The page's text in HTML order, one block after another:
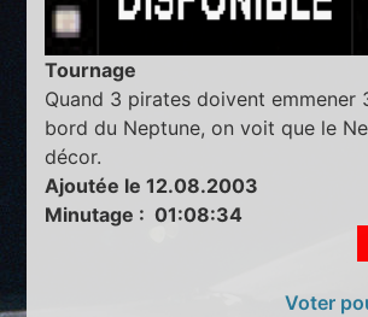
Tournage
Quand 3 pirates doivent emmener
bord du Neptune, on voit que le
décor.
Ajoutée le 12.08.2003
Minutage : 01:08:34
Voter